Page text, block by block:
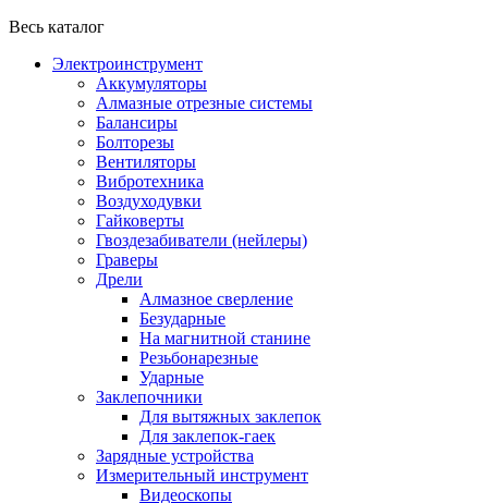
Весь каталог
Электроинструмент
Аккумуляторы
Алмазные отрезные системы
Балансиры
Болторезы
Вентиляторы
Вибротехника
Воздуходувки
Гайковерты
Гвоздезабиватели (нейлеры)
Граверы
Дрели
Алмазное сверление
Безударные
На магнитной станине
Резьбонарезные
Ударные
Заклепочники
Для вытяжных заклепок
Для заклепок-гаек
Зарядные устройства
Измерительный инструмент
Видеоскопы